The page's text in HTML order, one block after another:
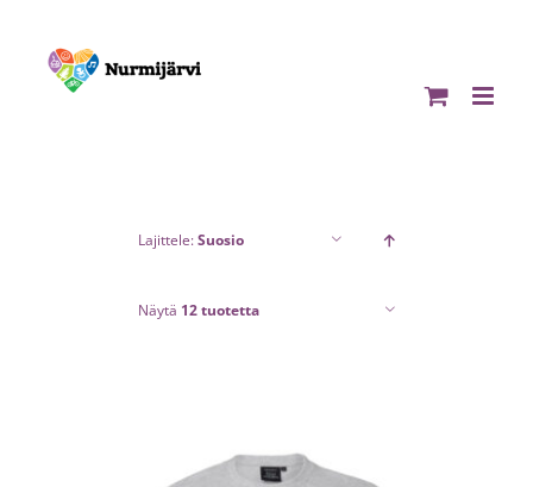
content
Lajittele:Suosio
Näytä 12 tuotetta